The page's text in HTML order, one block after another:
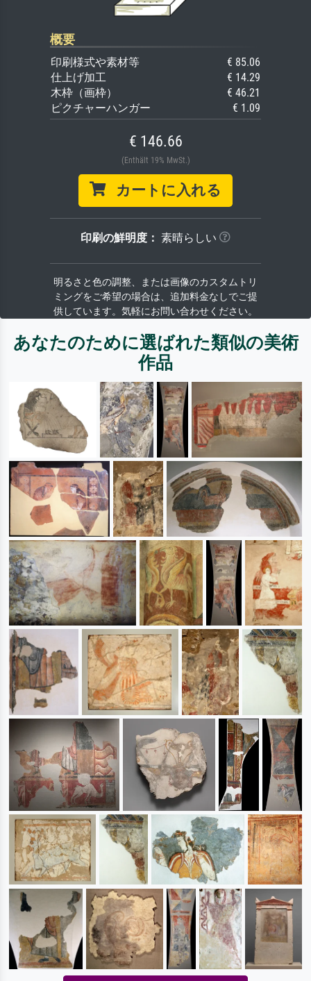
概要
印刷様式や素材等
€ 85.06
仕上げ加工
€ 14.29
木枠（画枠）
€ 46.21
ピクチャーハンガー
€ 1.09
€ 146.66
(Enthält 19% MwSt.)
カートに入れる
印刷の鮮明度： 素晴らしい
明るさと色の調整、または画像のカスタムトリ
ミングをご希望の場合は、追加料金なしでご提
供しています。気軽にお問い合わせください。
あなたのために選ばれた類似の美術
作品